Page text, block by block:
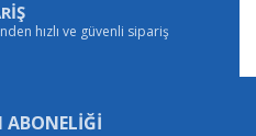
hızlı ve güvenli sipariş
ABONELİĞİ